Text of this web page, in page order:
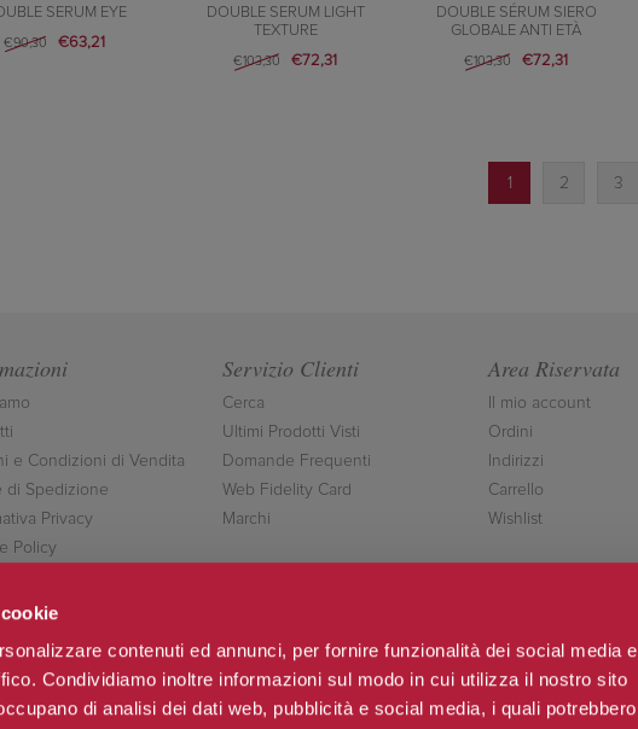
contenuti ed annunci, per fornire funzionalità dei social media e
Condividiamo inoltre informazioni sul modo in cui utilizza il nostro sito
di analisi dei dati web, pubblicità e social media, i quali potrebbero
SERUM EYE
€90,30 €63,21
DOUBLE SERUM LIGHT
TEXTURE
€103,30 €72,31
DOUBLE SÉRUM SIERO
GLOBALE ANTI ETÀ
€103,30 €72,31
1 2 3
e Condizioni di Vendita
di Spedizione
Privacy
Policy
Servizio Clienti
Cerca
Ultimi Prodotti Visti
Domande Frequenti
Web Fidelity Card
Marchi
Area Riservata
Il mio account
Ordini
Indirizzi
Carrello
Wishlist
Seguici